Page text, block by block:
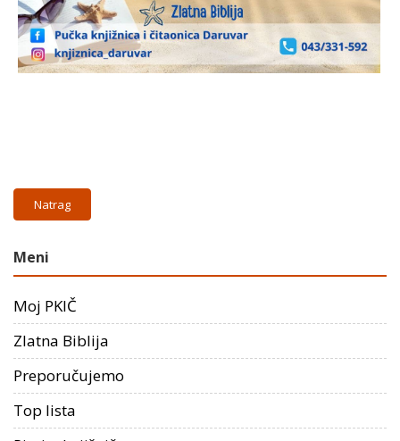
Natrag
Meni
Moj PKIČ
Zlatna Biblija
Preporučujemo
Top lista